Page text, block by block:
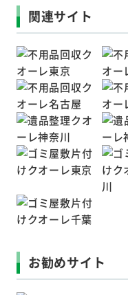
関連サイト
お勧めサイト